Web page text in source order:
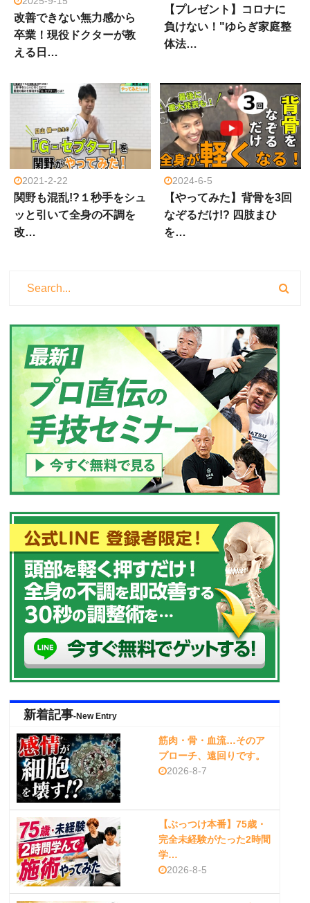
改善できない無力感から
卒業！現役ドクターが教
える日…
【プレゼント】コロナに
負けない！"ゆらぎ家庭整
体法…
2021-2-22
関野も混乱!?１秒手をシュ
ッと引いて全身の不調を
改…
2024-6-5
【やってみた】背骨を3回
なぞるだけ!? 四肢まひ
を…
新着記事-New Entry
筋肉・骨・血流…そのア
プローチ、遠回りです。
2026-8-7
【ぶっつけ本番】75歳・
完全未経験がたった2時間
学…
2026-8-5